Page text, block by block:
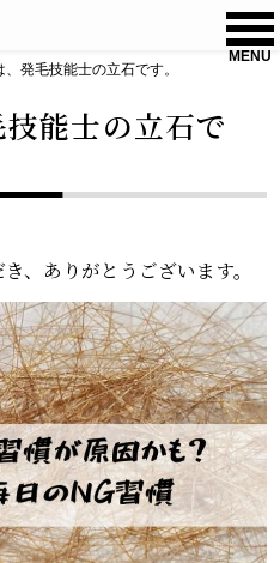
MENU
、発毛技能士の立石です。
能士の立石で
、ありがとうございます。